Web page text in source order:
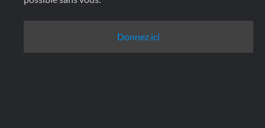
Donnez ici